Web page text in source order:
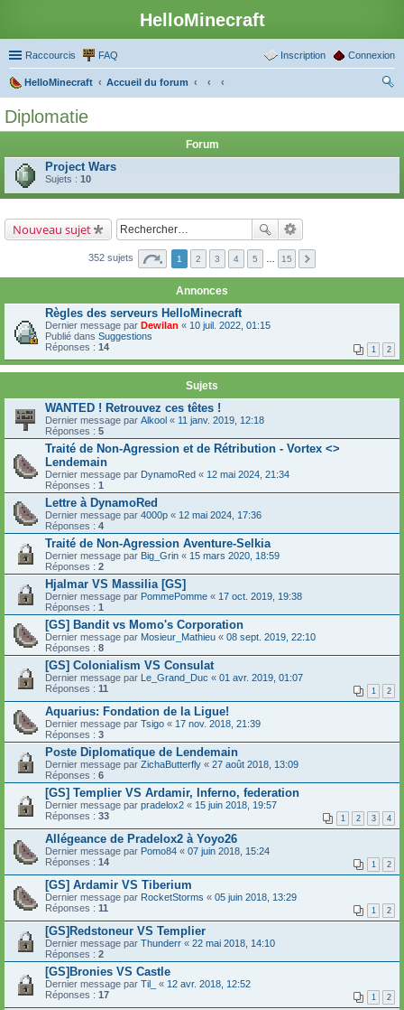
HelloMinecraft
Raccourcis FAQ Connexion
Inscription
HelloMinecraft
Accueil du forum
Diplomatie
Forum
Project Wars
Sujets : 10
Nouveau sujet
352 sujets 1 2 3 4 5 15
Annonces
Règles des serveurs HelloMinecraft
Dernier message par Dewilan « 10 juil. 2022, 01:15
Publié dans Suggestions
Réponses : 14 1 2
Sujets
WANTED ! Retrouvez ces têtes !
Dernier message par Alkool « 11 janv. 2019, 12:18
Réponses : 5
Traité de Non-Agression et de Rétribution - Vortex <>
Lendemain
Dernier message par DynamoRed « 12 mai 2024, 21:34
Réponses : 1
Lettre à DynamoRed
Dernier message par 4000p « 12 mai 2024, 17:36
Réponses : 4
Traité de Non-Agression Aventure-Selkia
Dernier message par Big_Grin « 15 mars 2020, 18:59
Réponses : 2
Hjalmar VS Massilia [GS]
Dernier message par PommePomme « 17 oct. 2019, 19:38
Réponses : 1
[GS] Bandit vs Momo's Corporation
Dernier message par Mosieur_Mathieu « 08 sept. 2019, 22:10
Réponses : 8
[GS] Colonialism VS Consulat
Dernier message par Le_Grand_Duc « 01 avr. 2019, 01:07
Réponses : 11 1 2
Aquarius: Fondation de la Ligue!
Dernier message par Tsigo « 17 nov. 2018, 21:39
Réponses : 3
Poste Diplomatique de Lendemain
Dernier message par ZichaButterfly « 27 août 2018, 13:09
Réponses : 6
[GS] Templier VS Ardamir, Inferno, federation
Dernier message par pradelox2 « 15 juin 2018, 19:57
Réponses : 33 1 2 3 4
Allégeance de Pradelox2 à Yoyo26
Dernier message par Pomo84 « 07 juin 2018, 15:24
Réponses : 14 1 2
[GS] Ardamir VS Tiberium
Dernier message par RocketStorms « 05 juin 2018, 13:29
Réponses : 11 1 2
[GS]Redstoneur VS Templier
Dernier message par Thunderr « 22 mai 2018, 14:10
Réponses : 2
[GS]Bronies VS Castle
Dernier message par Til_ « 12 avr. 2018, 12:52
Réponses : 17 1 2